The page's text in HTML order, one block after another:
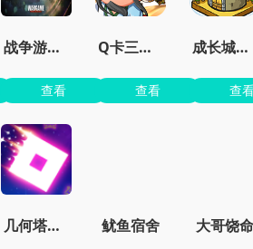
战争游戏红龙手机版
查看
Q卡三国官方正版
查看
成长城堡最新版
查
几何塔防内置菜单版 鱿鱼宿舍 大哥饶命